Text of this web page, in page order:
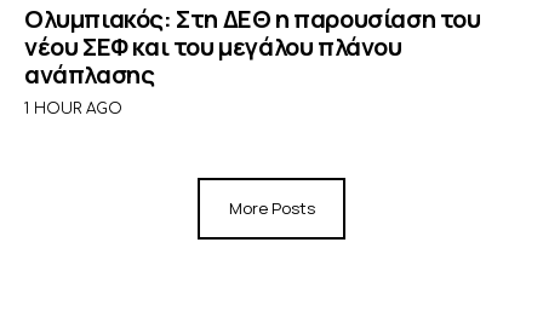
Ολυμπιακός: Στη ΔΕΘ η παρουσίαση του
νέου ΣΕΦ και του μεγάλου πλάνου
ανάπλασης
1 HOUR AGO
More Posts